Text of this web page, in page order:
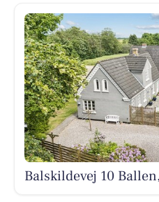
Balskildevej 10